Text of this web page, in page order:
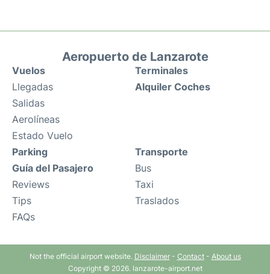
Aeropuerto de Lanzarote
Vuelos
Llegadas
Salidas
Aerolíneas
Estado Vuelo
Terminales
Alquiler Coches
Parking
Guía del Pasajero
Reviews
Tips
FAQs
Transporte
Bus
Taxi
Traslados
Not the official airport website. Disclaimer- Contact- About us
Copyright © 2026. lanzarote-airport.net